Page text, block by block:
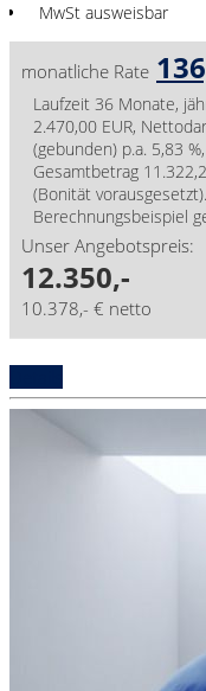
MwSt ausweisbar
monatliche Rate
Laufzeit 36 Monate,
2.470,00 EUR,
(gebunden) p.a. 5,83
Gesamtbetrag
(Bonität
Berechnungsbeispiel
Unser Angebotspreis:
12.350,-
10.378,- € netto